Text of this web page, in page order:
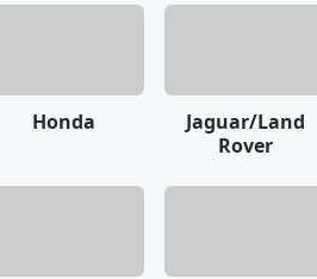
Honda
Jaguar/Land
Rover